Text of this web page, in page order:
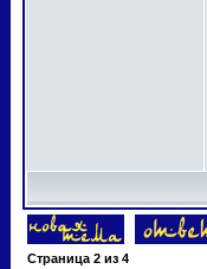
Страница 2 из 4